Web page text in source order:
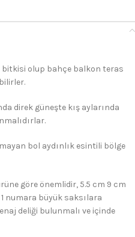
bitkisi olup bahçe balkon teras
direk güneşte kış aylarında
bol aydınlık esintili bölge
göre önemlidir, 5.5 cm 9 cm
numara büyük saksılara
deliği bulunmalı ve içinde